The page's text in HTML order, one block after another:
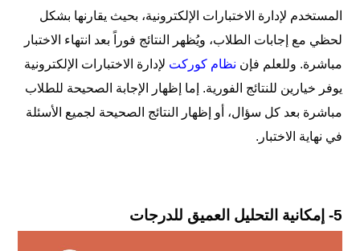
المستخدم لإدارة الاختبارات الإلكترونية، بحيث يقارنها بشكل
لحظي مع إجابات الطلاب، ويُظهر النتائج فوراً بعد انتهاء الاختبار
مباشرة. وللعلم فإن نظام كوركت لإدارة الاختبارات الإلكترونية
يوفر خيارين للنتائج الفورية. إما إظهار الإجابة الصحيحة للطلاب
مباشرة بعد كل سؤال، أو إظهار النتائج الصحيحة لجميع الأسئلة
في نهاية الاختبار.
5- إمكانية التحليل العميق للدرجات